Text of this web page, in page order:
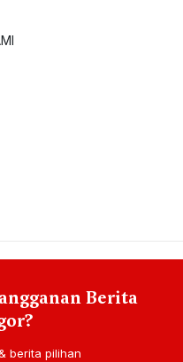
Berita
berita pilihan